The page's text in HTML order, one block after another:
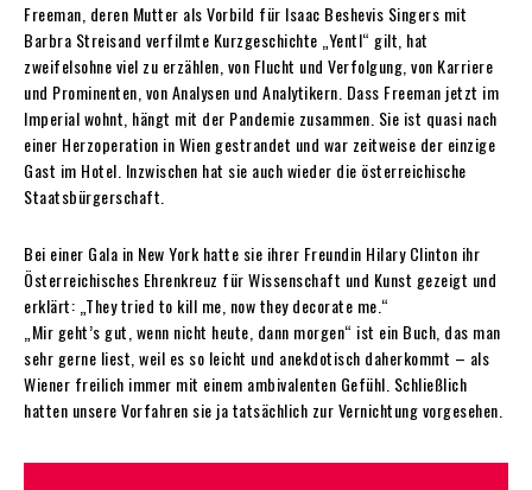
Freeman, deren Mutter als Vorbild für Isaac Beshevis Singers mit
Barbra Streisand verfilmte Kurzgeschichte „Yentl“ gilt, hat
zweifelsohne viel zu erzählen, von Flucht und Verfolgung, von Karriere
und Prominenten, von Analysen und Analytikern. Dass Freeman jetzt im
Imperial wohnt, hängt mit der Pandemie zusammen. Sie ist quasi nach
einer Herzoperation in Wien gestrandet und war zeitweise der einzige
Gast im Hotel. Inzwischen hat sie auch wieder die österreichische
Staatsbürgerschaft.
Bei einer Gala in New York hatte sie ihrer Freundin Hilary Clinton ihr
Österreichisches Ehrenkreuz für Wissenschaft und Kunst gezeigt und
erklärt: „They tried to kill me, now they decorate me.“
„Mir geht’s gut, wenn nicht heute, dann morgen“ ist ein Buch, das man
sehr gerne liest, weil es so leicht und anekdotisch daherkommt – als
Wiener freilich immer mit einem ambivalenten Gefühl. Schließlich
hatten unsere Vorfahren sie ja tatsächlich zur Vernichtung vorgesehen.